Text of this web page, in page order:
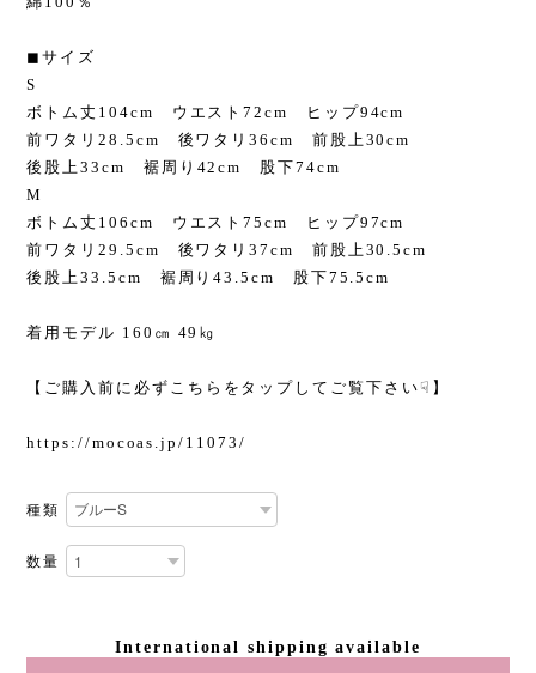
◼︎サイズ
S
ボトム丈104cm ウエスト72cm ヒップ94cm
前ワタリ28.5cm 後ワタリ36cm 前股上30cm
後股上33cm 裾周り42cm 股下74cm
M
ボトム丈106cm ウエスト75cm ヒップ97cm
前ワタリ29.5cm 後ワタリ37cm 前股上30.5cm
後股上33.5cm 裾周り43.5cm 股下75.5cm
着用モデル 160㎝ 49㎏
【ご購入前に必ずこちらをタップしてご覧下さい☟】
https://mocoas.jp/11073/
種類
数量
International shipping available